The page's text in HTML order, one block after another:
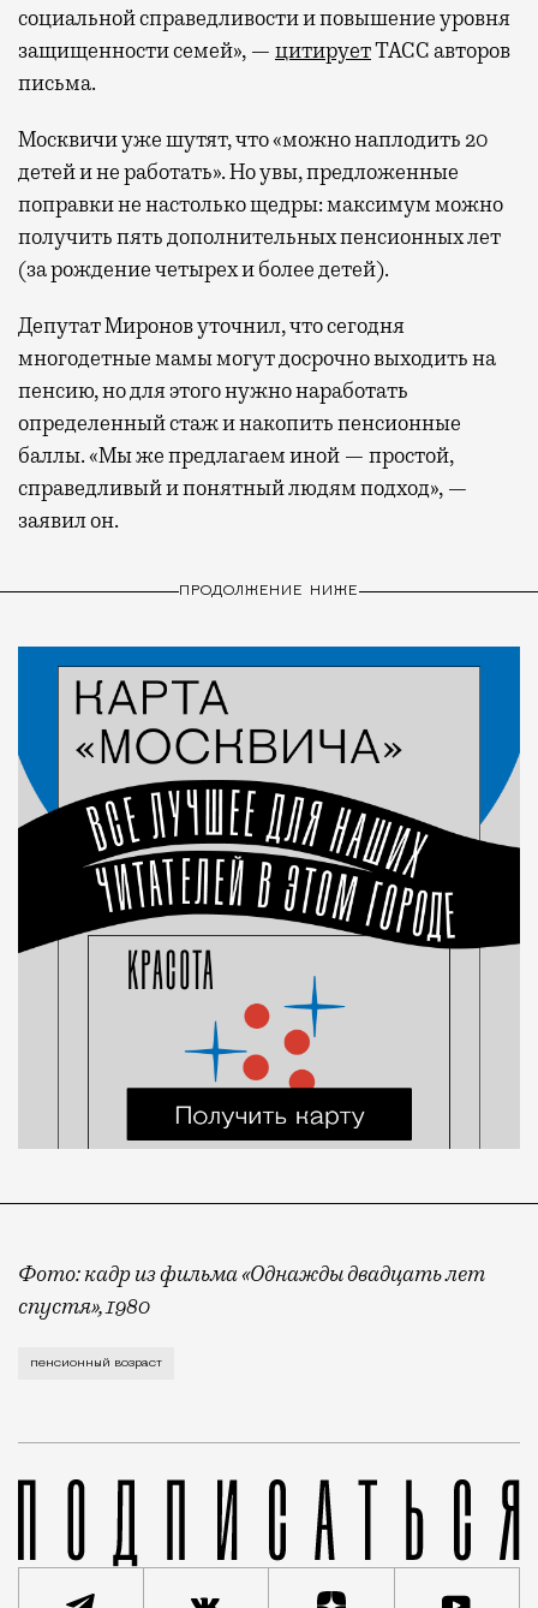
социальной справедливости и повышение уровня
защищенности семей», — цитируетТАСС авторов
письма.
Москвичи уже шутят, что «можно наплодить 20
детей и не работать». Но увы, предложенные
поправки не настолько щедры: максимум можно
получить пять дополнительных пенсионных лет
(за рождение четырех и более детей).
Депутат Миронов уточнил, что сегодня
многодетные мамы могут досрочно выходить на
пенсию, но для этого нужно наработать
определенный стаж и накопить пенсионные
баллы. «Мы же предлагаем иной — простой,
справедливый и понятный людям подход», —
заявил он.
ПРОДОЛЖЕНИЕ НИЖЕ
Фото: кадр из фильма «Однажды двадцать лет
спустя», 1980
Пенсионный возраст подняли, чтобы потом
пенсионный возраст